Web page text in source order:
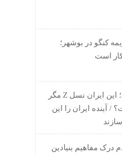
کنگو در بوشهر؛
است
سیلیکن ولیِ تهران؛ این ایران نسل Z مگر
آینده ایران را این
درک مفاهیم بنیادین